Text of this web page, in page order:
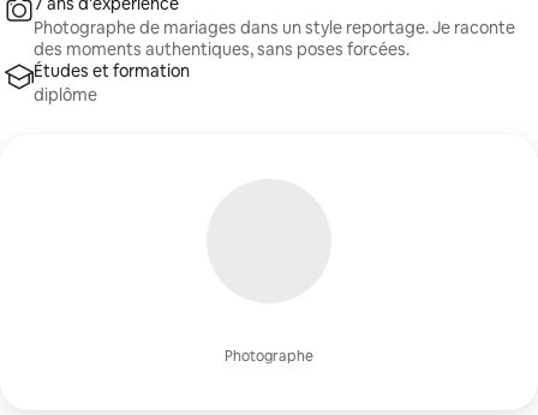
Photographe
Photographe de mariages dans un style reportage. Je raconte
des moments authentiques, sans poses forcées.
Études et formation
diplôme